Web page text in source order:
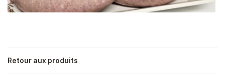
Retour aux produits